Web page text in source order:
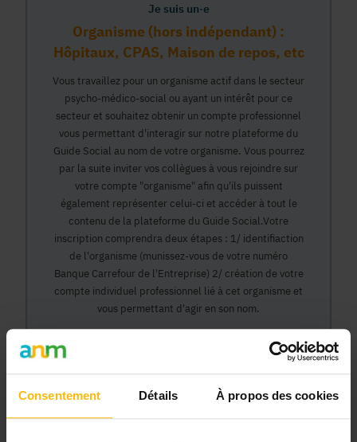
Consentement Détails À propos des cookies
Je suis un·e
Organisme (hors indépendant) :
Hôpitaux, CPAS, Maison de repos, etc
Vous travaillez pour un organisme actif dans le secteur
psycho-médico-social ou ayant un intérêt pour ce
secteur et souhaitez obtenir un compte professionnel
vous permettant d'interagir sur notre plateforme du
Guide Social au nom de votre organisme. Vous pourrez
par la suite inviter vos collègues à vous rejoindre sur
votre compte "organisme" afin qu'ils puissent
également représenter celui-ci et accéder à tout le
contenu de la plateforme du Guide Social.Votre
inscription comprendra deux étapes : 1/ identifiaction
de l'organisme (munissez-vous de votre numéro
Banque Carrefour de l'Entreprise) 2/ création de votre
compte individuel professionnel lié à cet organisme et
vous permettant d'agir en son nom.